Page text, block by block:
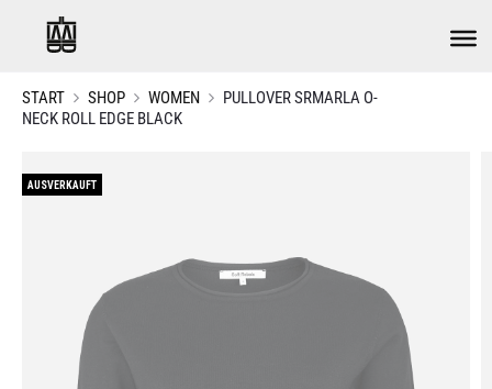
START SHOP WOMEN
PULLOVER SRMARLA O-
NECK ROLL EDGE BLACK
AUSVERKAUFT